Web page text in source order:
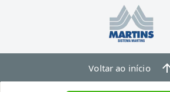
Voltar ao início